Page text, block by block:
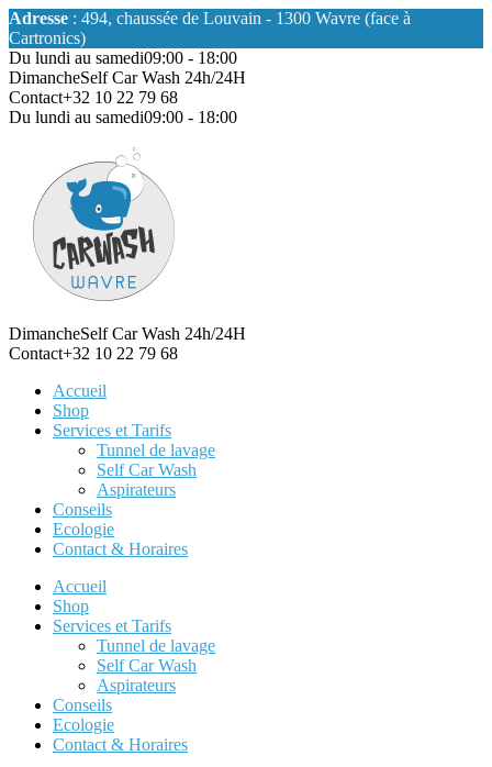
Adresse : 494, chaussée de Louvain - 1300 Wavre (face à
Cartronics)
Du lundi au samedi09:00 - 18:00
DimancheSelf Car Wash 24h/24H
Contact+32 10 22 79 68
Du lundi au samedi09:00 - 18:00
DimancheSelf Car Wash 24h/24H
Contact+32 10 22 79 68
Accueil
Shop
Services et Tarifs
Tunnel de lavage
Self Car Wash
Aspirateurs
Conseils
Ecologie
Contact & Horaires
Accueil
Shop
Services et Tarifs
Tunnel de lavage
Self Car Wash
Aspirateurs
Conseils
Ecologie
Contact & Horaires